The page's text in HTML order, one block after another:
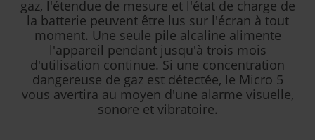
gaz, l'étendue de mesure et l'état de charge de
la batterie peuvent être lus sur l'écran à tout
moment. Une seule pile alcaline alimente
l'appareil pendant jusqu'à trois mois
d'utilisation continue. Si une concentration
dangereuse de gaz est détectée, le Micro 5
vous avertira au moyen d'une alarme visuelle,
sonore et vibratoire.